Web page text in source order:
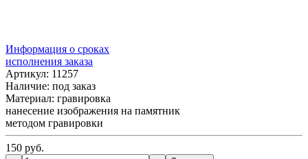
Информация о сроках
исполнения заказа
Артикул: 11257
Наличие: под заказ
Материал: гравировка
нанесение изображения на памятник
методом гравировки
150 руб.